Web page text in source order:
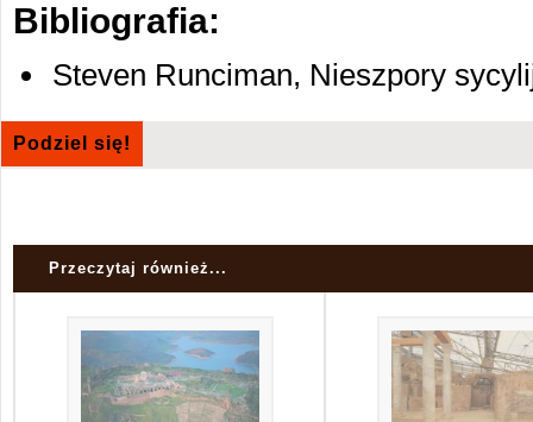
Bibliografia:
Steven Runciman, Nieszpory
Podziel się!
Przeczytaj również...